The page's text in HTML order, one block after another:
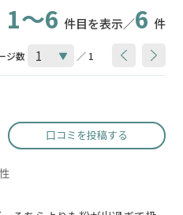
1～6 件目を表示／6 件
ジ数 ／ 1
口コミを投稿する